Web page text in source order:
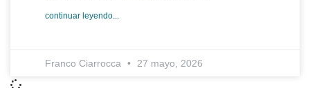
continuar leyendo...
Franco Ciarrocca 27 mayo, 2026